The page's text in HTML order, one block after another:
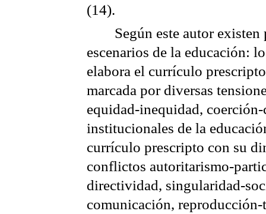
(14).
Según este autor
escenarios de la educación:
elabora el currículo
marcada por diversas
equidad-inequidad,
institucionales de la
currículo prescripto con su
conflictos autoritarismo-
directividad, singularidad-
comunicación,